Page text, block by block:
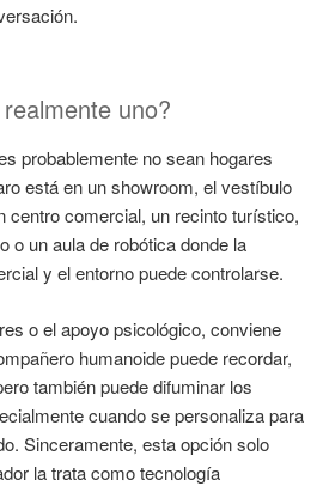
uno?
probablemente no sean hogares
está en un showroom, el vestíbulo
centro comercial, un recinto turístico,
o un aula de robótica donde la
y el entorno puede controlarse.
o el apoyo psicológico, conviene
humanoide puede recordar,
también puede difuminar los
cuando se personaliza para
Sinceramente, esta opción solo
la trata como tecnología